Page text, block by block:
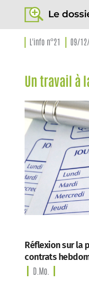
Le
L'info n°21 09/
Un travail à
Réflexion sur la
contrats
D.Mo.